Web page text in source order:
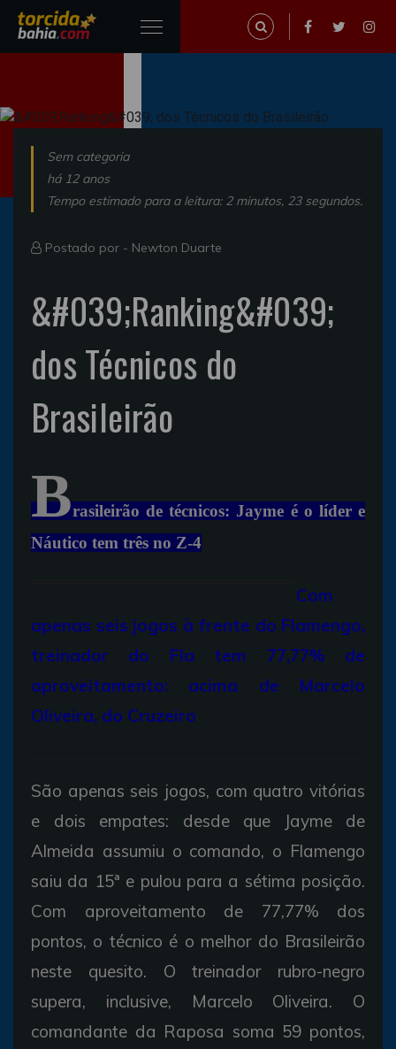
Sem categoria
há 12 anos
Tempo estimado para a leitura: 2 minutos, 23 segundos.
Postado por - Newton Duarte
&#039;Ranking&#039;
dos Técnicos do
Brasileirão
Brasileirão de técnicos: Jayme é o líder e
Náutico tem três no Z-4
Com
apenas seis jogos à frente do Flamengo,
treinador do Fla tem 77,77% de
aproveitamento: acima de Marcelo
Oliveira, do Cruzeiro
São apenas seis jogos, com quatro vitórias
e dois empates: desde que Jayme de
Almeida assumiu o comando, o Flamengo
saiu da 15ª e pulou para a sétima posição.
Com aproveitamento de 77,77% dos
pontos, o técnico é o melhor do Brasileirão
neste quesito. O treinador rubro-negro
supera, inclusive, Marcelo Oliveira. O
comandante da Raposa soma 59 pontos,